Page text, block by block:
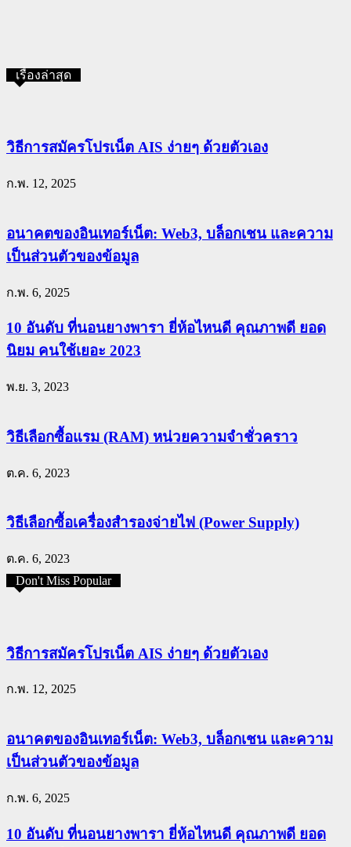
เรื่องล่าสุด
วิธีการสมัครโปรเน็ต AIS ง่ายๆ ด้วยตัวเอง
ก.พ. 12, 2025
อนาคตของอินเทอร์เน็ต: Web3, บล็อกเชน และความ
เป็นส่วนตัวของข้อมูล
ก.พ. 6, 2025
10 อันดับ ที่นอนยางพารา ยี่ห้อไหนดี คุณภาพดี ยอด
นิยม คนใช้เยอะ 2023
พ.ย. 3, 2023
วิธีเลือกซื้อแรม (RAM) หน่วยความจำชั่วคราว
ต.ค. 6, 2023
วิธีเลือกซื้อเครื่องสำรองจ่ายไฟ (Power Supply)
ต.ค. 6, 2023
Don't Miss Popular
วิธีการสมัครโปรเน็ต AIS ง่ายๆ ด้วยตัวเอง
ก.พ. 12, 2025
อนาคตของอินเทอร์เน็ต: Web3, บล็อกเชน และความ
เป็นส่วนตัวของข้อมูล
ก.พ. 6, 2025
10 อันดับ ที่นอนยางพารา ยี่ห้อไหนดี คุณภาพดี ยอด